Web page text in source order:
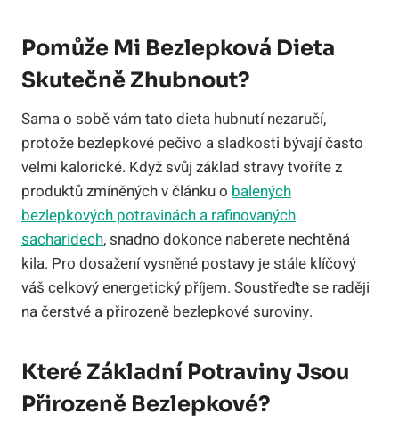
Pomůže Mi Bezlepková Dieta
Skutečně Zhubnout?
Sama o sobě vám tato dieta hubnutí nezaručí,
protože bezlepkové pečivo a sladkosti bývají často
velmi kalorické. Když svůj základ stravy tvoříte z
produktů zmíněných v článku o balených
bezlepkových potravinách a rafinovaných
sacharidech, snadno dokonce naberete nechtěná
kila. Pro dosažení vysněné postavy je stále klíčový
váš celkový energetický příjem. Soustřeďte se raději
na čerstvé a přirozeně bezlepkové suroviny.
Které Základní Potraviny Jsou
Přirozeně Bezlepkové?